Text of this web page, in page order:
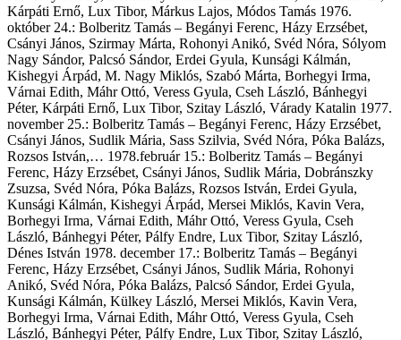
Kárpáti Ernő, Lux Tibor, Márkus Lajos, Módos Tamás 1976.
október 24.: Bolberitz Tamás – Begányi Ferenc, Házy Erzsébet,
Csányi János, Szirmay Márta, Rohonyi Anikó, Svéd Nóra, Sólyom
Nagy Sándor, Palcsó Sándor, Erdei Gyula, Kunsági Kálmán,
Kishegyi Árpád, M. Nagy Miklós, Szabó Márta, Borhegyi Irma,
Várnai Edith, Máhr Ottó, Veress Gyula, Cseh László, Bánhegyi
Péter, Kárpáti Ernő, Lux Tibor, Szitay László, Várady Katalin 1977.
november 25.: Bolberitz Tamás – Begányi Ferenc, Házy Erzsébet,
Csányi János, Sudlik Mária, Sass Szilvia, Svéd Nóra, Póka Balázs,
Rozsos István,… 1978.február 15.: Bolberitz Tamás – Begányi
Ferenc, Házy Erzsébet, Csányi János, Sudlik Mária, Dobránszky
Zsuzsa, Svéd Nóra, Póka Balázs, Rozsos István, Erdei Gyula,
Kunsági Kálmán, Kishegyi Árpád, Mersei Miklós, Kavin Vera,
Borhegyi Irma, Várnai Edith, Máhr Ottó, Veress Gyula, Cseh
László, Bánhegyi Péter, Pálfy Endre, Lux Tibor, Szitay László,
Dénes István 1978. december 17.: Bolberitz Tamás – Begányi
Ferenc, Házy Erzsébet, Csányi János, Sudlik Mária, Rohonyi
Anikó, Svéd Nóra, Póka Balázs, Palcsó Sándor, Erdei Gyula,
Kunsági Kálmán, Külkey László, Mersei Miklós, Kavin Vera,
Borhegyi Irma, Várnai Edith, Máhr Ottó, Veress Gyula, Cseh
László, Bánhegyi Péter, Pálfy Endre, Lux Tibor, Szitay László,